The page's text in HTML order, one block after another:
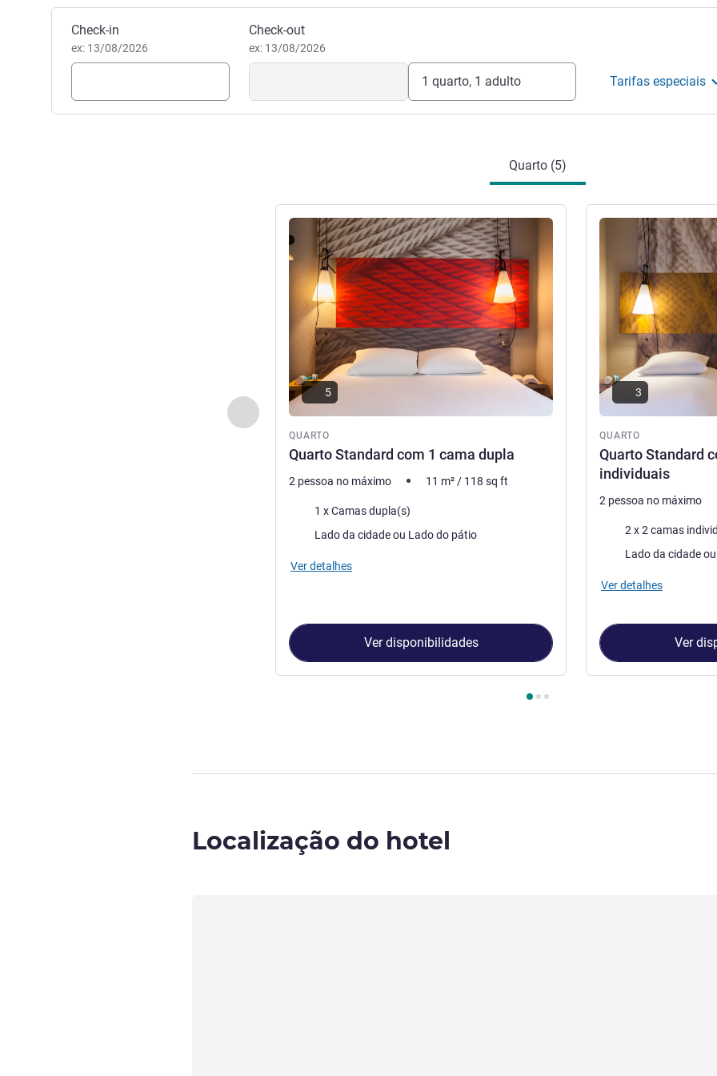
Reservar este hotel
Check-in
ex: 13/08/2026
Check-out
ex: 13/08/2026
1 quarto, 1 adulto Tarifas especiais
Quarto (5)
Anterior - Quarto
QUARTO
Quarto Standard com 1 cama dupla
Ver detalhes
5
2 pessoa no máximo 11 m² / 118 sq ft
Cama1 x Camas dupla(s)
Vistas:
Lado da cidade ou Lado do pátio
Ver detalhes
Ver disponibilidades
QUARTO
Quarto Standard
individuais
Ver detalhes
3
2 pessoa no máximo
Cama2 x 2 camas
Vistas:
Ver detalhes
Ver
Localização do hotel